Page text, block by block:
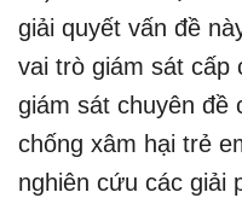
giải quyết vấn đề
vai trò giám sát cấp
giám sát chuyên đề
chống xâm hại trẻ
nghiên cứu các giải